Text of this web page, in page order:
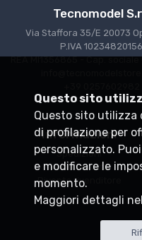
Tecnomodel
Via Staffora 35/E 20073
P.IVA 10234820156
REA MI1356865 - Cap.
Informazioni
Spedizioni
Punti vendita
Diventa rivenditore
Questo sito
Questo sito utilizza
di profilazione per
personalizzato.
e modificare le
momento.
Maggiori dettagli